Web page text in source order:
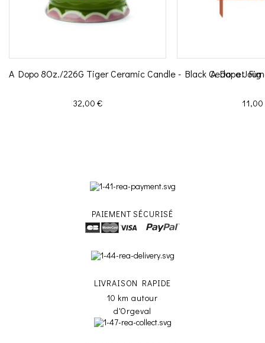
A Dopo 8Oz./226G Tiger Ceramic Candle - Black Cedar et Fig
Prix
32,00 €
A Dopo
Prix
PAIEMENT SÉCURISÉ
LIVRAISON RAPIDE
10 km autour
d'Orgeval